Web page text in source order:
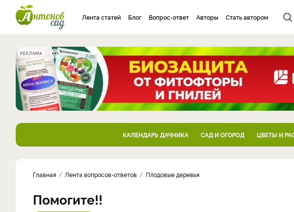
Лента статей Блог Вопрос-ответ Авторы Стать автором
РЕКЛАМА
КАЛЕНДАРЬ ДАЧНИКА САД И ОГОРОД ЦВЕТЫ И
Главная Лента вопросов-ответов Плодовые деревья
Помогите!!